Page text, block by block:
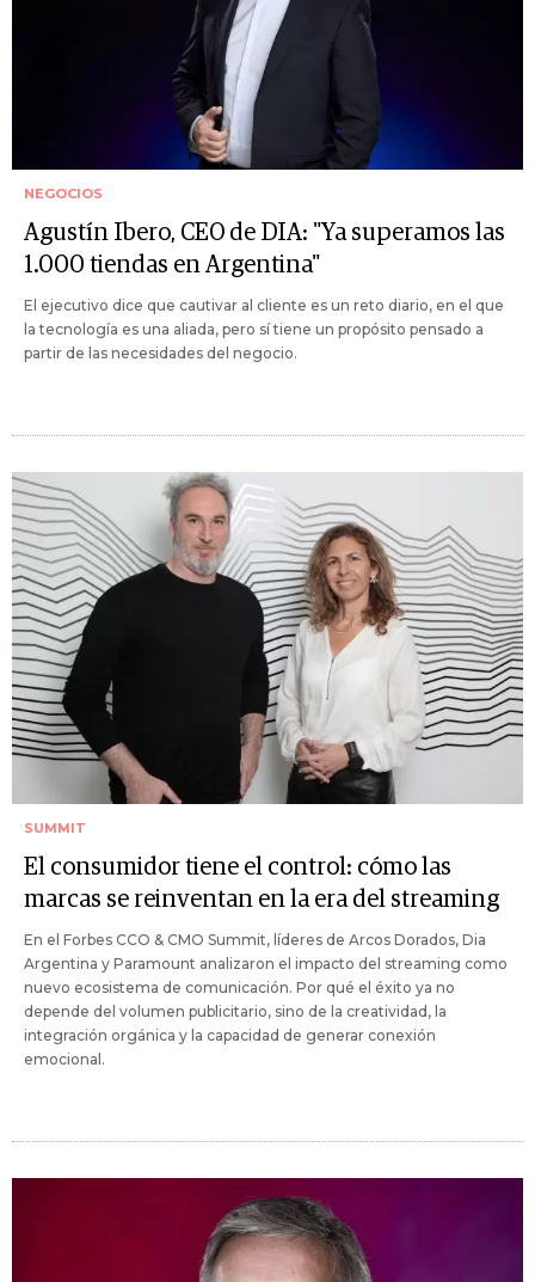
NEGOCIOS
Agustín Ibero, CEO de DIA: "Ya superamos las
1.000 tiendas en Argentina"
El ejecutivo dice que cautivar al cliente es un reto diario, en el que
la tecnología es una aliada, pero sí tiene un propósito pensado a
partir de las necesidades del negocio.
SUMMIT
El consumidor tiene el control: cómo las
marcas se reinventan en la era del streaming
En el Forbes CCO & CMO Summit, líderes de Arcos Dorados, Dia
Argentina y Paramount analizaron el impacto del streaming como
nuevo ecosistema de comunicación. Por qué el éxito ya no
depende del volumen publicitario, sino de la creatividad, la
integración orgánica y la capacidad de generar conexión
emocional.